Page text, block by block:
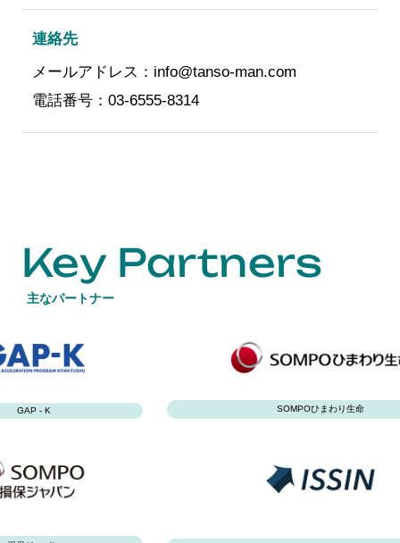
連絡先
メールアドレス：info@tanso-man.com
電話番号：03-6555-8314
Key Partners
主なパートナー
GAP - K SOMPOひまわり生命